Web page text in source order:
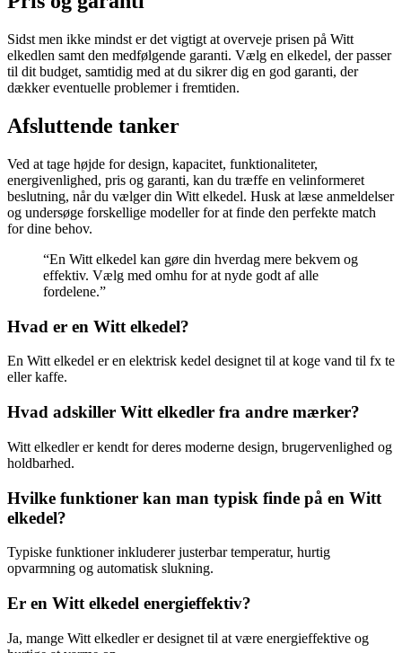
Sidst men ikke mindst er det vigtigt at overveje prisen på Witt
elkedlen samt den medfølgende garanti. Vælg en elkedel, der passer
til dit budget, samtidig med at du sikrer dig en god garanti, der
dækker eventuelle problemer i fremtiden.
Afsluttende tanker
Ved at tage højde for design, kapacitet, funktionaliteter,
energivenlighed, pris og garanti, kan du træffe en velinformeret
beslutning, når du vælger din Witt elkedel. Husk at læse anmeldelser
og undersøge forskellige modeller for at finde den perfekte match
for dine behov.
“En Witt elkedel kan gøre din hverdag mere bekvem og
effektiv. Vælg med omhu for at nyde godt af alle
fordelene.”
Hvad er en Witt elkedel?
En Witt elkedel er en elektrisk kedel designet til at koge vand til fx te
eller kaffe.
Hvad adskiller Witt elkedler fra andre mærker?
Witt elkedler er kendt for deres moderne design, brugervenlighed og
holdbarhed.
Hvilke funktioner kan man typisk finde på en Witt
elkedel?
Typiske funktioner inkluderer justerbar temperatur, hurtig
opvarmning og automatisk slukning.
Er en Witt elkedel energieffektiv?
Ja, mange Witt elkedler er designet til at være energieffektive og